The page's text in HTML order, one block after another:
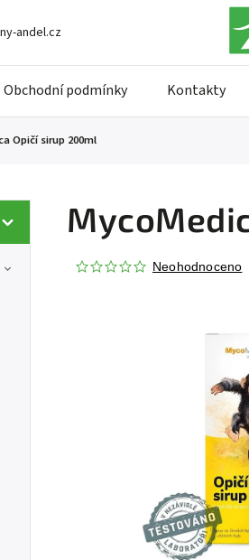
andel.cz
Obchodní podmínky Kontakty
Opičí sirup 200ml
Neohodnoceno